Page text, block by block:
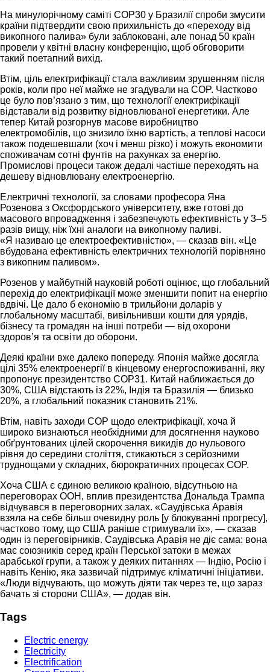
На минулорічному саміті COP30 у Бразилії спроби змусити
країни підтвердити свою прихильність до «переходу від
викопного палива» були заблоковані, але понад 50 країн
провели у квітні власну конференцію, щоб обговорити
такий поетапний вихід.
Втім, ціль електрифікації стала важливим зрушенням після
років, коли про неї майже не згадували на COP. Частково
це було пов’язано з тим, що технології електрифікації
відставали від розвитку відновлюваної енергетики. Але
тепер Китай розгорнув масове виробництво
електромобілів, що знизило їхню вартість, а теплові насоси
також подешевшали (хоч і менш різко) і можуть економити
споживачам сотні фунтів на рахунках за енергію.
Промислові процеси також дедалі частіше переходять на
дешеву відновлювану електроенергію.
Електричні технології, за словами професора Яна
Розенова з Оксфордського університету, вже готові до
масового впровадження і забезпечують ефективність у 3–5
разів вищу, ніж їхні аналоги на викопному паливі.
«Я називаю це електроефективністю», — сказав він. «Це
вбудована ефективність електричних технологій порівняно
з викопним паливом».
Розенов у майбутній науковій роботі оцінює, що глобальний
перехід до електрифікації може зменшити попит на енергію
вдвічі. Це дало б економію в трильйони доларів у
глобальному масштабі, вивільнивши кошти для урядів,
бізнесу та громадян на інші потреби — від охорони
здоров’я та освіти до оборони.
Деякі країни вже далеко попереду. Японія майже досягла
цілі 35% електроенергії в кінцевому енергоспоживанні, яку
пропонує президентство COP31. Китай наближається до
30%, США відстають із 22%, Індія та Бразилія — близько
20%, а глобальний показник становить 21%.
Втім, навіть заходи COP щодо електрифікації, хоча й
широко визнаються необхідними для досягнення науково
обґрунтованих цілей скорочення викидів до нульового
рівня до середини століття, стикаються з серйозними
труднощами у складних, бюрократичних процесах COP.
Хоча США є єдиною великою країною, відсутньою на
переговорах ООН, вплив президентства Дональда Трампа
відчувався в переговорних залах. «Саудівська Аравія
взяла на себе більш очевидну роль [у блокуванні прогресу],
частково тому, що США раніше стримували їх», — сказав
один із переговірників. Саудівська Аравія не діє сама: вона
має союзників серед країн Перської затоки в межах
арабської групи, а також у деяких питаннях — Індію, Росію і
навіть Кенію, яка зазвичай підтримує кліматичні ініціативи.
«Люди відчувають, що можуть діяти так через те, що зараз
бачать зі сторони США», — додав він.
Tags
Electric energy
Electricity
Electrification